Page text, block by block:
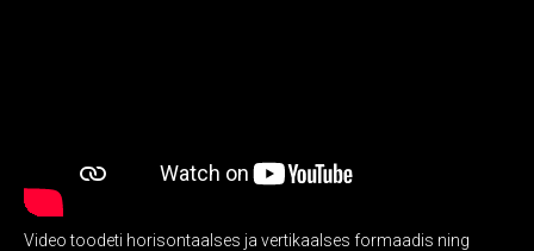
Video toodeti horisontaalses ja vertikaalses formaadis ning